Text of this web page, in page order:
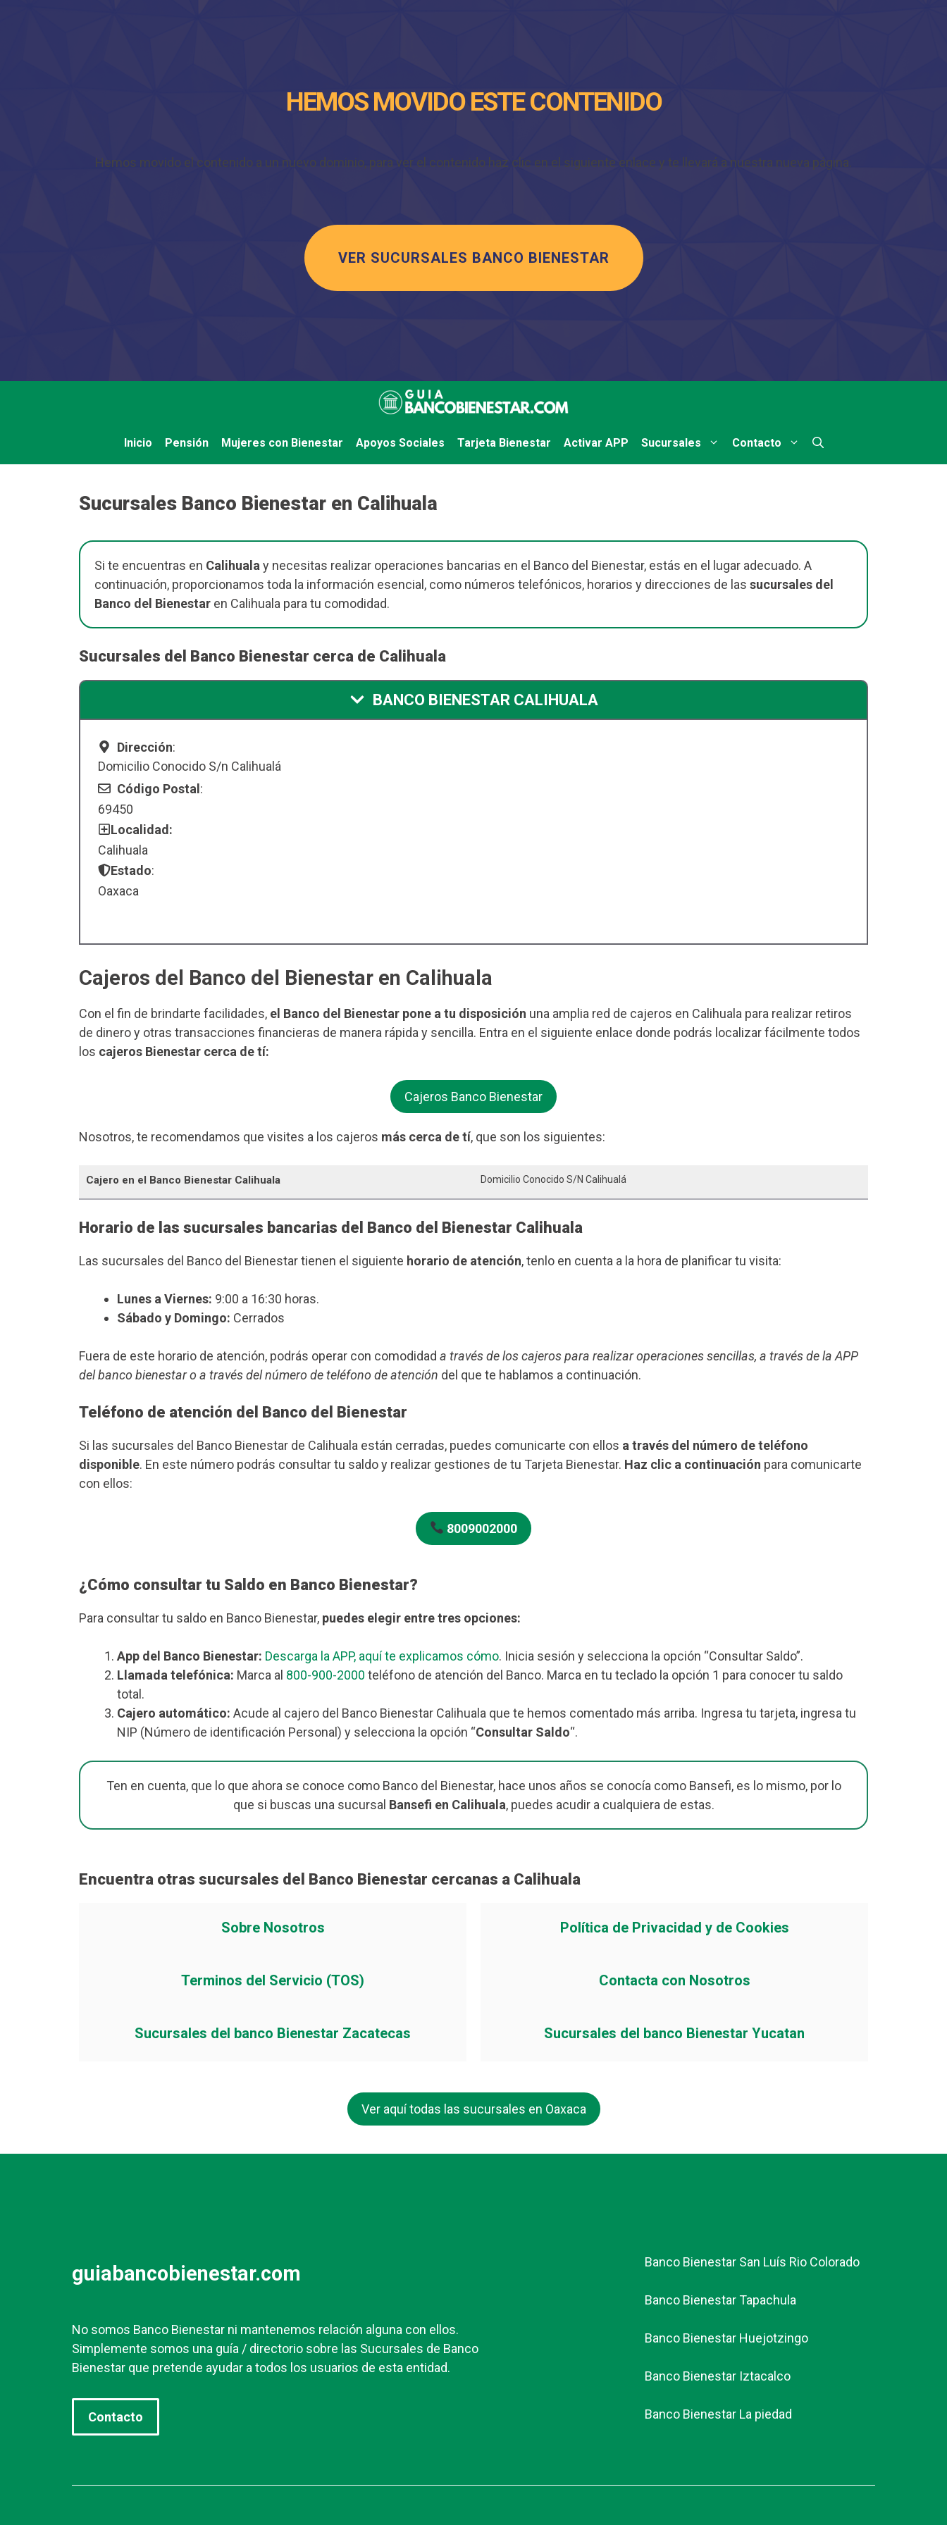
HEMOS MOVIDO ESTE CONTENIDO
Hemos movido el contenido a un nuevo dominio, para ver el contenido haz clic en el siguiente enlace y te llevará a nuestra nueva página.
VER SUCURSALES BANCO BIENESTAR
Inicio Pensión Mujeres con Bienestar Apoyos Sociales Tarjeta Bienestar Activar APP Sucursales Contacto
Sucursales Banco Bienestar en Calihuala
Si te encuentras en Calihuala y necesitas realizar operaciones bancarias en el Banco del Bienestar, estás en el lugar adecuado. A
continuación, proporcionamos toda la información esencial, como números telefónicos, horarios y direcciones de las sucursales del
Banco del Bienestar en Calihuala para tu comodidad.
Sucursales del Banco Bienestar cerca de Calihuala
BANCO BIENESTAR CALIHUALA
Dirección:
Domicilio Conocido S/n Calihualá
Código Postal:
69450
Localidad:
Calihuala
Estado:
Oaxaca
Cajeros del Banco del Bienestar en Calihuala
Con el fin de brindarte facilidades, el Banco del Bienestar pone a tu disposición una amplia red de cajeros en Calihuala para realizar retiros
de dinero y otras transacciones financieras de manera rápida y sencilla. Entra en el siguiente enlace donde podrás localizar fácilmente todos
los cajeros Bienestar cerca de tí:
Cajeros Banco Bienestar
Nosotros, te recomendamos que visites a los cajeros más cerca de tí, que son los siguientes:
Cajero en el Banco Bienestar Calihuala Domicilio Conocido S/n Calihualá
Horario de las sucursales bancarias del Banco del Bienestar Calihuala
Las sucursales del Banco del Bienestar tienen el siguiente horario de atención, tenlo en cuenta a la hora de planificar tu visita:
Lunes a Viernes: 9:00 a 16:30 horas.
Sábado y Domingo: Cerrados
Fuera de este horario de atención, podrás operar con comodidad a través de los cajeros para realizar operaciones sencillas, a través de la APP
del banco bienestar o a través del número de teléfono de atención del que te hablamos a continuación.
Teléfono de atención del Banco del Bienestar
Si las sucursales del Banco Bienestar de Calihuala están cerradas, puedes comunicarte con ellos a través del número de teléfono
disponible. En este número podrás consultar tu saldo y realizar gestiones de tu Tarjeta Bienestar. Haz clic a continuación para comunicarte
con ellos:
8009002000
¿Cómo consultar tu Saldo en Banco Bienestar?
Para consultar tu saldo en Banco Bienestar, puedes elegir entre tres opciones:
App del Banco Bienestar: Descarga la APP, aquí te explicamos cómo. Inicia sesión y selecciona la opción “Consultar Saldo”.
Llamada telefónica: Marca al 800-900-2000 teléfono de atención del Banco. Marca en tu teclado la opción 1 para conocer tu saldo
total.
Cajero automático: Acude al cajero del Banco Bienestar Calihuala que te hemos comentado más arriba. Ingresa tu tarjeta, ingresa tu
NIP (Número de identificación Personal) y selecciona la opción “Consultar Saldo“.
Ten en cuenta, que lo que ahora se conoce como Banco del Bienestar, hace unos años se conocía como Bansefi, es lo mismo, por lo
que si buscas una sucursal Bansefi en Calihuala, puedes acudir a cualquiera de estas.
Encuentra otras sucursales del Banco Bienestar cercanas a Calihuala
Sobre Nosotros Política de Privacidad y de Cookies
Terminos del Servicio (TOS) Contacta con Nosotros
Sucursales del banco Bienestar Zacatecas Sucursales del banco Bienestar Yucatan
Ver aquí todas las sucursales en Oaxaca
guiabancobienestar.com
No somos Banco Bienestar ni mantenemos relación alguna con ellos.
Simplemente somos una guía / directorio sobre las Sucursales de Banco
Bienestar que pretende ayudar a todos los usuarios de esta entidad.
Contacto
Banco Bienestar San Luís Rio Colorado
Banco Bienestar Tapachula
Banco Bienestar Huejotzingo
Banco Bienestar Iztacalco
Banco Bienestar La piedad